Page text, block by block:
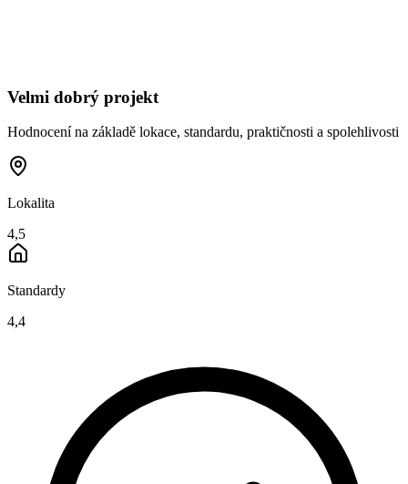
Velmi dobrý projekt
Hodnocení na základě lokace, standardu, praktičnosti a spolehlivosti
Lokalita
4,5
Standardy
4,4